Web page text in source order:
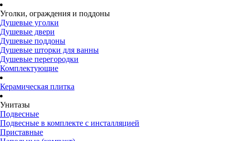
Уголки, ограждения и поддоны
Душевые уголки
Душевые двери
Душевые поддоны
Душевые шторки для ванны
Душевые перегородки
Комплектующие
Керамическая плитка
Унитазы
Подвесные
Подвесные в комплекте с инсталляцией
Приставные